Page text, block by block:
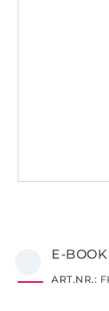
E-
ART.NR.: